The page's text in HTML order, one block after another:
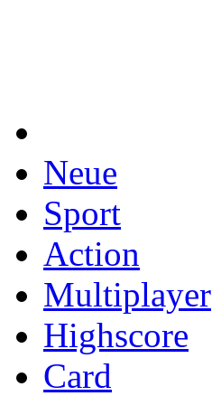
Neue
Sport
Action
Multiplayer
Highscore
Card